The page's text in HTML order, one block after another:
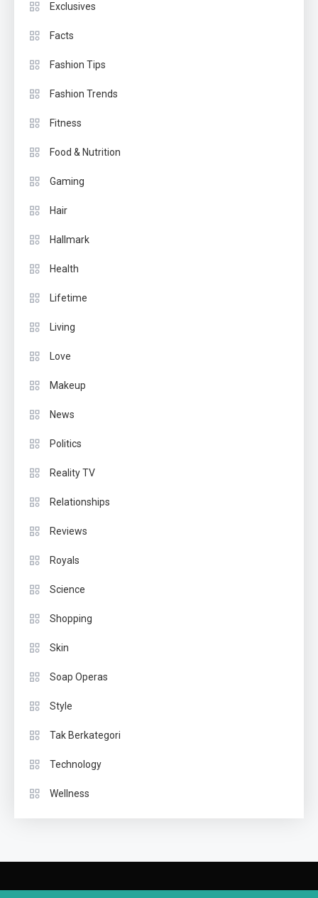
Exclusives
Facts
Fashion Tips
Fashion Trends
Fitness
Food & Nutrition
Gaming
Hair
Hallmark
Health
Lifetime
Living
Love
Makeup
News
Politics
Reality TV
Relationships
Reviews
Royals
Science
Shopping
Skin
Soap Operas
Style
Tak Berkategori
Technology
Wellness